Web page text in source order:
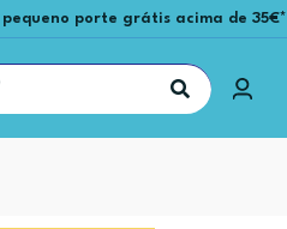
porte grátis acima de 35€*